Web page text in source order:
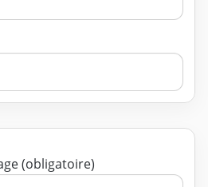
Texte de votre message (obligatoire)